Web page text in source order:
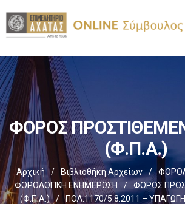
ΦΟΡΟΣ
(Φ.Π.Α.)
Αρχική / Βιβλιοθήκη Αρχείων /
ΦΟΡΟΛΟΓΙΚΗ ΕΝΗΜΕΡΩΣΗ
/
ΦΟΡΟΣ
(Φ.Π.Α.)
/
ΠΟΛ.1170/5.8.2011 –